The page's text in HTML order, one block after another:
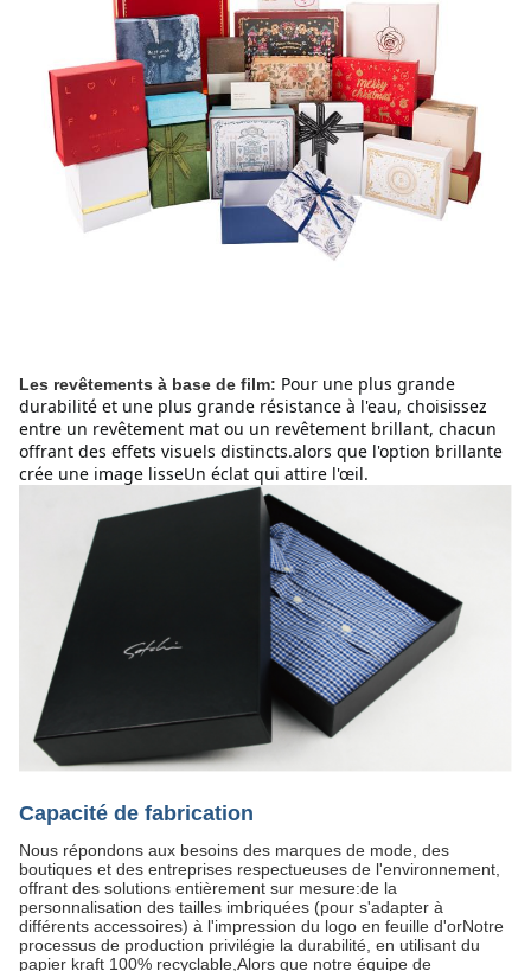
Les revêtements à base de film: Pour une plus grande
durabilité et une plus grande résistance à l'eau, choisissez
entre un revêtement mat ou un revêtement brillant, chacun
offrant des effets visuels distincts.alors que l'option brillante
crée une image lisseUn éclat qui attire l'œil.
Capacité de fabrication
Nous répondons aux besoins des marques de mode, des
boutiques et des entreprises respectueuses de l'environnement,
offrant des solutions entièrement sur mesure:de la
personnalisation des tailles imbriquées (pour s'adapter à
différents accessoires) à l'impression du logo en feuille d'orNotre
processus de production privilégie la durabilité, en utilisant du
papier kraft 100% recyclable,Alors que notre équipe de